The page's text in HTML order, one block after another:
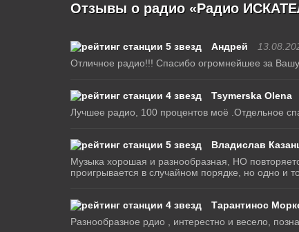
Отзывы о радио «Радио
Андрей
Отличное радио!!! Спасибо огромнейшее за
Tsymerska Olena
Лучшее радио, 100 процентов моё .Отдельное
Владислав
Музыка хорошая и разнообразная, НО
проигрывается в случайном порядке, но одно и
Тарантинос
Разнообразное рдио , интерестно и весело,